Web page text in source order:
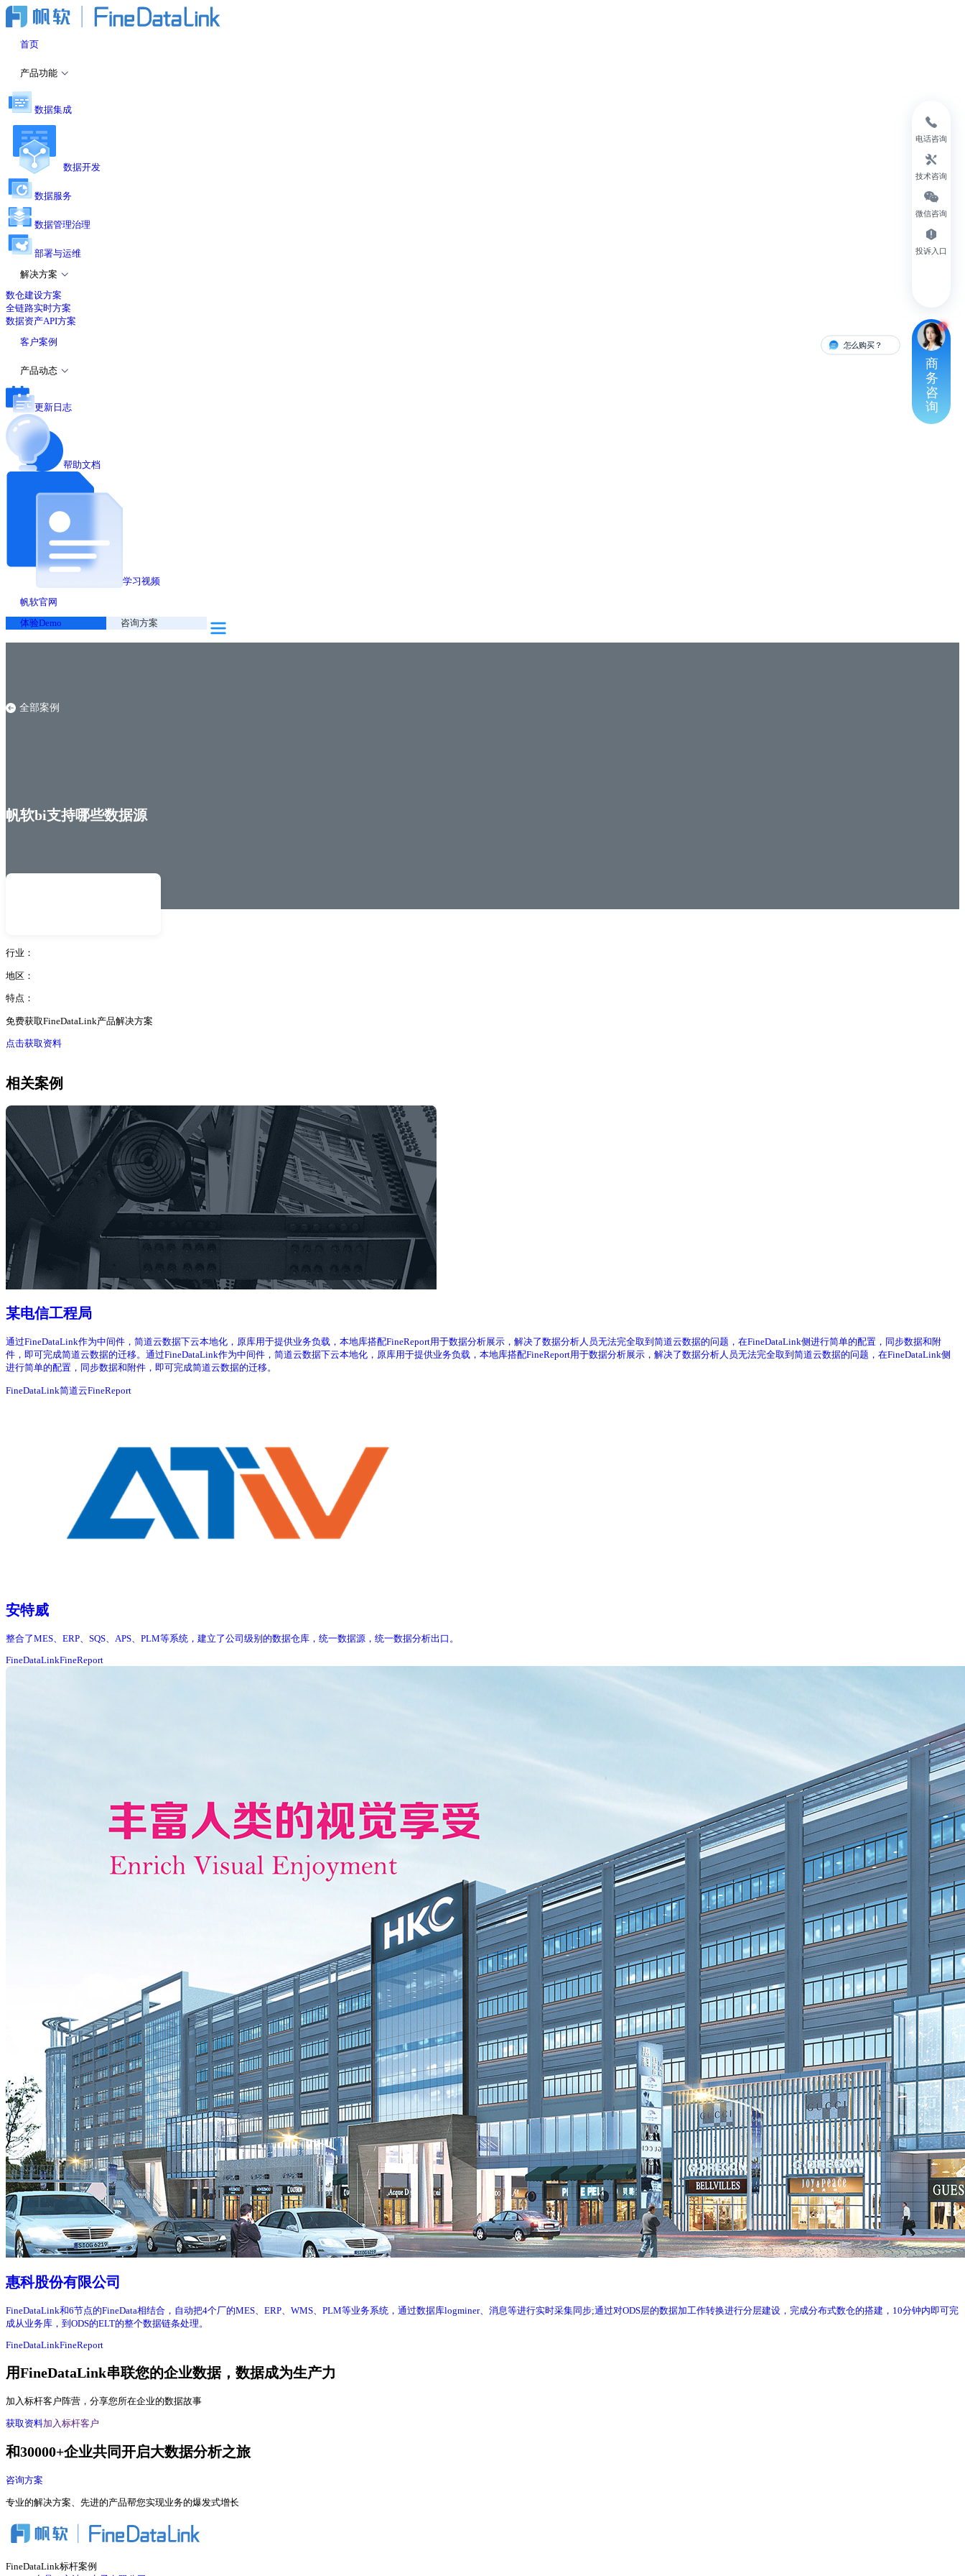
首页
产品功能
数据集成
数据开发
数据服务
数据管理治理
部署与运维
解决方案
数仓建设方案
全链路实时方案
数据资产API方案
客户案例
产品动态
更新日志
帮助文档
学习视频
帆软官网
体验Demo
咨询方案
全部案例
帆软bi支持哪些数据源
行业：
地区：
特点：
免费获取FineDataLink产品解决方案
点击获取资料
相关案例
某电信工程局
通过FineDataLink作为中间件，简道云数据下云本地化，原库用于提供业务负载，本地库搭配FineReport用于数据分析展示，解决了数据分析人员无法完全取到简道云数据的问题，在FineDataLink侧进行简单的配置，同步数据和附
件，即可完成简道云数据的迁移。通过FineDataLink作为中间件，简道云数据下云本地化，原库用于提供业务负载，本地库搭配FineReport用于数据分析展示，解决了数据分析人员无法完全取到简道云数据的问题，在FineDataLink侧
进行简单的配置，同步数据和附件，即可完成简道云数据的迁移。
FineDataLink简道云FineReport
安特威
整合了MES、ERP、SQS、APS、PLM等系统，建立了公司级别的数据仓库，统一数据源，统一数据分析出口。
FineDataLinkFineReport
惠科股份有限公司
FineDataLink和6节点的FineData相结合，自动把4个厂的MES、ERP、WMS、PLM等业务系统，通过数据库logminer、消息等进行实时采集同步;通过对ODS层的数据加工作转换进行分层建设，完成分布式数仓的搭建，10分钟内即可完
成从业务库，到ODS的ELT的整个数据链条处理。
FineDataLinkFineReport
用FineDataLink串联您的企业数据，数据成为生产力
加入标杆客户阵营，分享您所在企业的数据故事
获取资料加入标杆客户
和30000+企业共同开启大数据分析之旅
咨询方案
专业的解决方案、先进的产品帮您实现业务的爆发式增长
FineDataLink标杆案例
电话咨询
技术咨询
微信咨询
投诉入口
怎么购买？ 有人对接
商
务
咨
询